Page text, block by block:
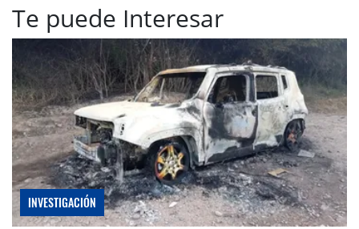
Te puede Interesar
INVESTIGACIÓN